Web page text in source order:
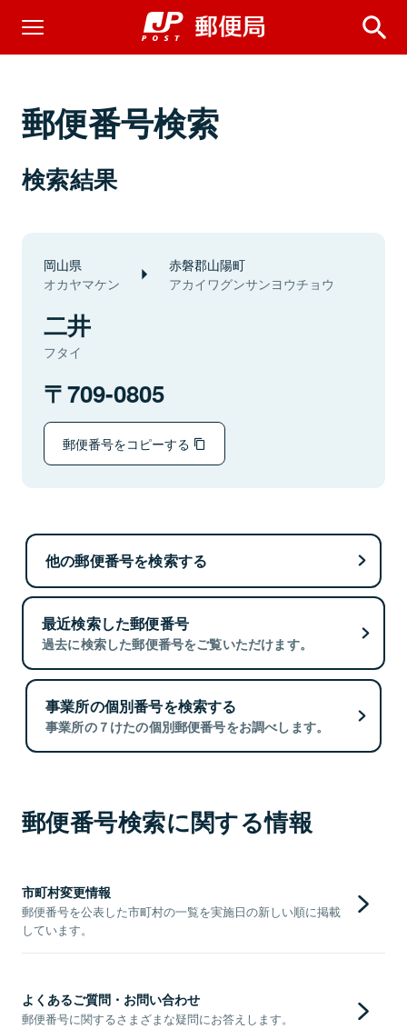
郵便番号検索
検索結果
岡山県
オカヤマケン
赤磐郡山陽町
アカイワグンサンヨウチョウ
二井
フタイ
709-0805
郵便番号をコピーする
他の郵便番号を検索する
最近検索した郵便番号
過去に検索した郵便番号をご覧いただけます。
事業所の個別番号を検索する
事業所の７けたの個別郵便番号をお調べします。
郵便番号検索に関する情報
市町村変更情報
郵便番号を公表した市町村の一覧を実施日の新しい順に掲載
しています。
よくあるご質問・お問い合わせ
郵便番号に関するさまざまな疑問にお答えします。